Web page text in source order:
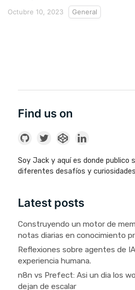
Octubre 10, 2023 General
Find us on
Soy Jack y aquí es donde publico
diferentes desafíos y
Latest posts
Construyendo un motor de
notas diarias en conocimiento
Reflexiones sobre agentes de
experiencia humana.
n8n vs Prefect: Asi un dia los
dejan de escalar